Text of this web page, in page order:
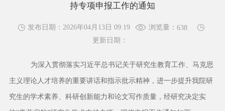
持专项申报工作的通知
发布日期：2026年04月13日 09:19 浏览量： 638
更新日期：
为深入贯彻落实习近平总书记关于研究生教育工作、马克思
主义理论人才培养的重要讲话和指示批示精神，进一步提升我院研
究生的学术素养、科研创新能力和论文写作质量，经研究决定实